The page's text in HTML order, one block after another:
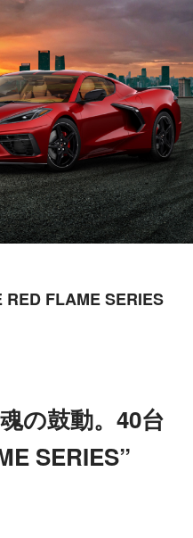
RED FLAME SERIES
の鼓動。40台
SERIES”